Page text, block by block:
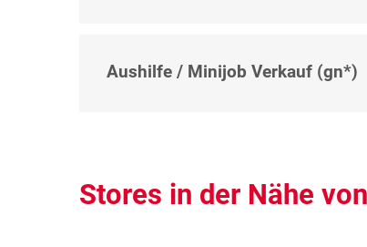
Aushilfe / Minijob Verkauf (gn*)
Stores in der Nähe